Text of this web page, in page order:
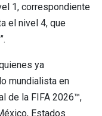
1, correspondiente
el nivel 4, que
ya
mundialista en
de la FIFA 2026™,
Estados